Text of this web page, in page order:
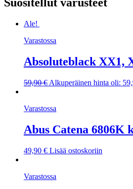
Ale!
Varastossa
Absoluteblack XX1,
59,90€ Alkuperäinen hinta oli:
Varastossa
Abus Catena 6806K
49,90 € Lisää ostoskoriin
Varastossa